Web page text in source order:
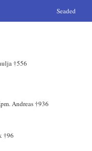
Seaded
†556
Andreas †936
†96